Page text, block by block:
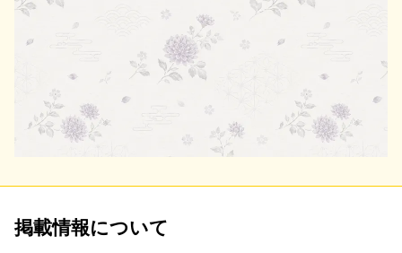
掲載情報について